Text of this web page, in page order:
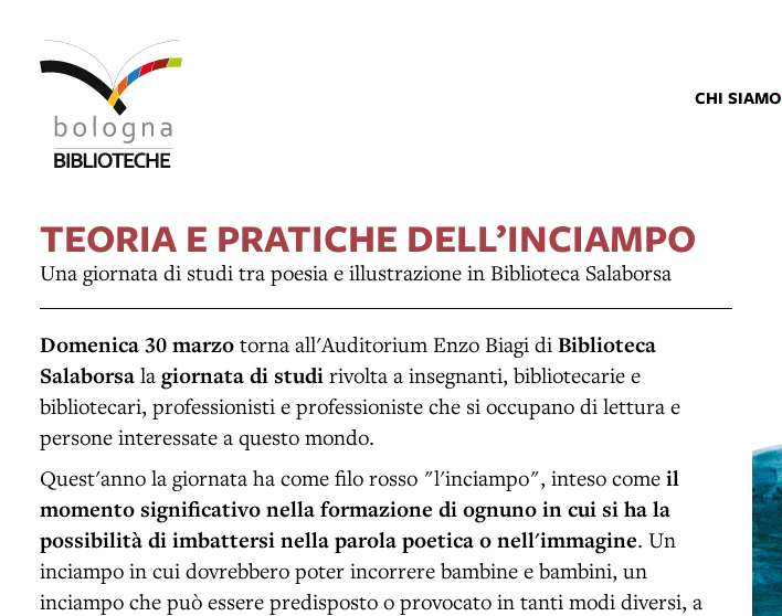
CHI SIAMO
TEORIA E PRATICHE DELL’INCIAMPO
Una giornata di studi tra poesia e illustrazione in Biblioteca Salaborsa
Domenica 30 marzo torna all'Auditorium Enzo Biagi di Biblioteca
Salaborsa la giornata di studi rivolta a insegnanti, bibliotecarie e
bibliotecari, professionisti e professioniste che si occupano di lettura e
persone interessate a questo mondo.
Quest'anno la giornata ha come filo rosso "l'inciampo", inteso come il
momento significativo nella formazione di ognuno in cui si ha la
possibilità di imbattersi nella parola poetica o nell'immagine. Un
inciampo in cui dovrebbero poter incorrere bambine e bambini, un
inciampo che può essere predisposto o provocato in tanti modi diversi, a